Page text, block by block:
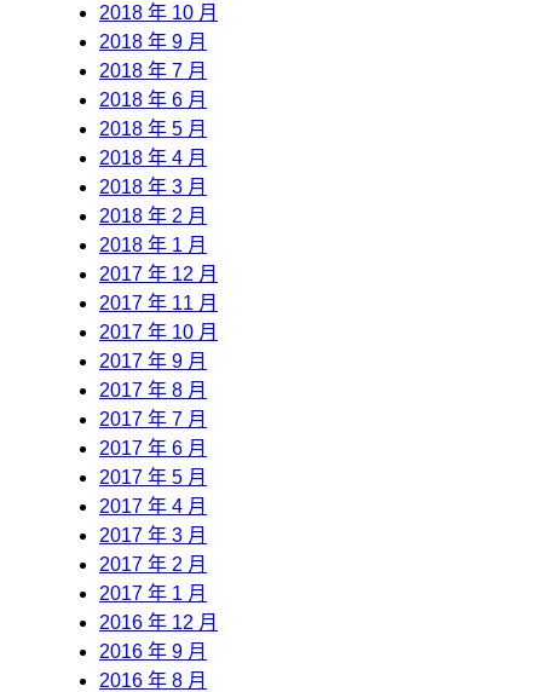
2018 年 10 月
2018 年 9 月
2018 年 7 月
2018 年 6 月
2018 年 5 月
2018 年 4 月
2018 年 3 月
2018 年 2 月
2018 年 1 月
2017 年 12 月
2017 年 11 月
2017 年 10 月
2017 年 9 月
2017 年 8 月
2017 年 7 月
2017 年 6 月
2017 年 5 月
2017 年 4 月
2017 年 3 月
2017 年 2 月
2017 年 1 月
2016 年 12 月
2016 年 9 月
2016 年 8 月